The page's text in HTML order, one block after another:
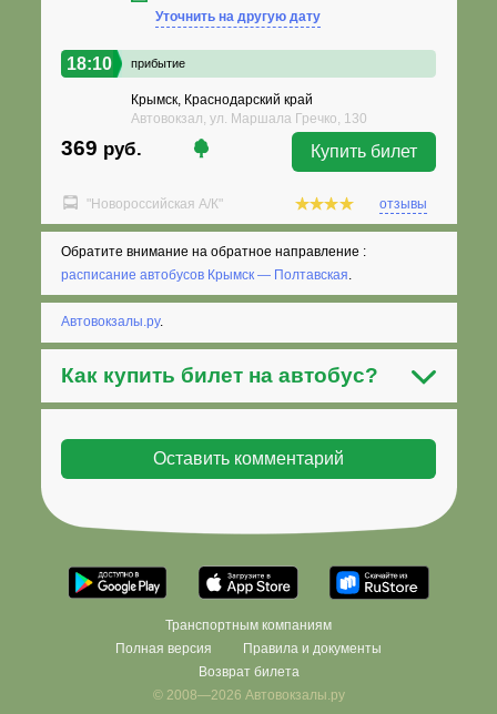
Уточнить на другую дату
18:10 прибытие
Крымск, Краснодарский край
Автовокзал, ул. Маршала Гречко, 130
369 руб. Купить билет
"Новороссийская А/К" отзывы
Обратите внимание на обратное направление :
расписание автобусов Крымск — Полтавская.
Автовокзалы.ру.
Как купить билет на автобус?
Транспортным компаниям
Полная версия
Правила и документы
Возврат билета
© 2008—2026 Автовокзалы.ру